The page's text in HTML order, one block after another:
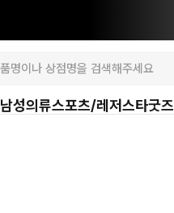
남성의류스포츠/레저스타굿즈